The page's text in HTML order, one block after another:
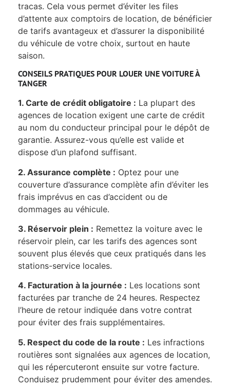
tracas. Cela vous permet d’éviter les files
d’attente aux comptoirs de location, de bénéficier
de tarifs avantageux et d’assurer la disponibilité
du véhicule de votre choix, surtout en haute
saison.
CONSEILS PRATIQUES POUR LOUER UNE VOITURE À
TANGER
1. Carte de crédit obligatoire : La plupart des
agences de location exigent une carte de crédit
au nom du conducteur principal pour le dépôt de
garantie. Assurez-vous qu’elle est valide et
dispose d’un plafond suffisant.
2. Assurance complète : Optez pour une
couverture d’assurance complète afin d’éviter les
frais imprévus en cas d’accident ou de
dommages au véhicule.
3. Réservoir plein : Remettez la voiture avec le
réservoir plein, car les tarifs des agences sont
souvent plus élevés que ceux pratiqués dans les
stations-service locales.
4. Facturation à la journée : Les locations sont
facturées par tranche de 24 heures. Respectez
l’heure de retour indiquée dans votre contrat
pour éviter des frais supplémentaires.
5. Respect du code de la route : Les infractions
routières sont signalées aux agences de location,
qui les répercuteront ensuite sur votre facture.
Conduisez prudemment pour éviter des amendes.